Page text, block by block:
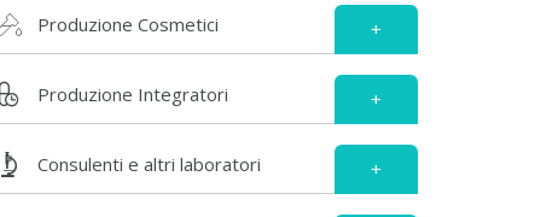
Produzione Cosmetici +
Produzione Integratori +
Consulenti e altri laboratori +